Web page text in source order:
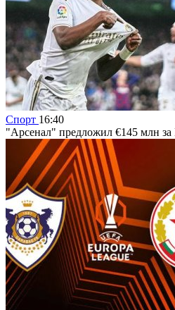
Спорт 16:40
"Арсенал" предложил €145 млн за